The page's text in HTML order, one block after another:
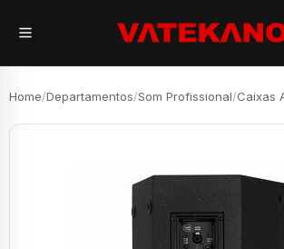
Home/Departamentos/Som Profissional/Caixas